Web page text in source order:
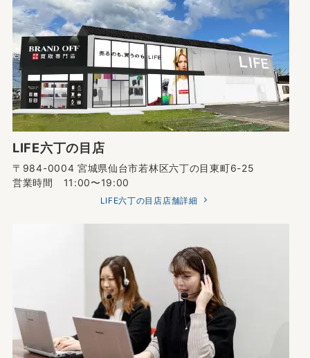
LIFE六丁の目店
〒984-0004 宮城県仙台市若林区六丁の目東町6-25
営業時間 11:00〜19:00
LIFE六丁の目店店舗詳細